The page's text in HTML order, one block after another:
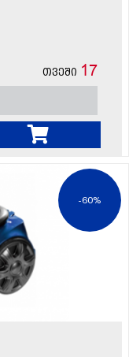
თვეში 17
-60%